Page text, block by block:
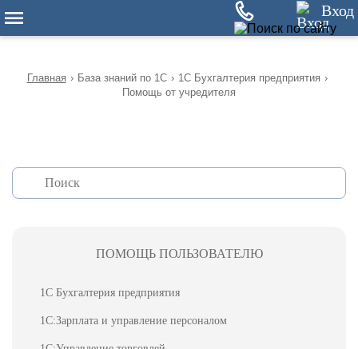
Вход
Главная › База знаний по 1С › 1С Бухгалтерия предприятия ›
Помощь от учредителя
ПОМОЩЬ ПОЛЬЗОВАТЕЛЮ
1С Бухгалтерия предприятия
1С:Зарплата и управление персоналом